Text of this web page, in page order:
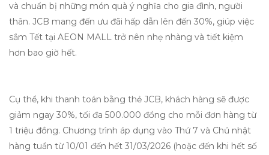
và chuẩn bị những món quà ý nghĩa cho gia đình, người
thân. JCB mang đến ưu đãi hấp dẫn lên đến 30%, giúp việc
sắm Tết tại AEON MALL trở nên nhẹ nhàng và tiết kiệm
hơn bao giờ hết.
Cụ thể, khi thanh toán bằng thẻ JCB, khách hàng sẽ được
giảm ngay 30%, tối đa 500.000 đồng cho mỗi đơn hàng từ
1 triệu đồng. Chương trình áp dụng vào Thứ 7 và Chủ nhật
hàng tuần từ 10/01 đến hết 31/03/2026 (hoặc đến khi hết số